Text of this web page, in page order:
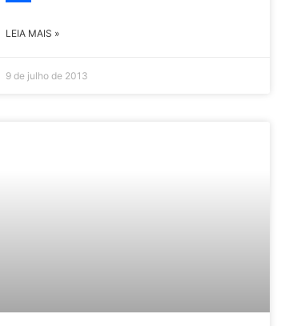
LEIA MAIS »
9 de julho de 2013